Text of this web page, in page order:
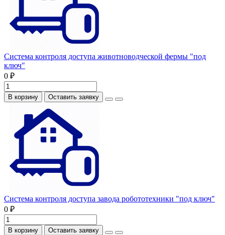
Система контроля доступа животноводческой фермы "под
ключ"
0 ₽
В корзину Оставить заявку
Система контроля доступа завода робототехники "под ключ"
0 ₽
В корзину Оставить заявку